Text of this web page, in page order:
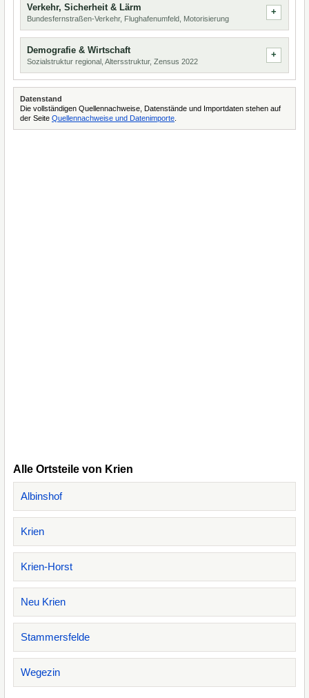
Verkehr, Sicherheit & Lärm
Bundesfernstraßen-Verkehr, Flughafenumfeld, Motorisierung
Demografie & Wirtschaft
Sozialstruktur regional, Altersstruktur, Zensus 2022
Datenstand
Die vollständigen Quellennachweise, Datenstände und Importdaten stehen auf
der Seite Quellennachweise und Datenimporte
Alle Ortsteile von Krien
Albinshof
Krien
Krien-Horst
Neu Krien
Stammersfelde
Wegezin